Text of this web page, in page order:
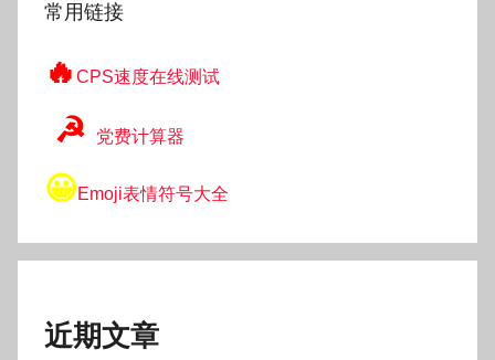
常用链接
🔥 CPS速度在线测试
☭ 党费计算器
😀Emoji表情符号大全
近期文章